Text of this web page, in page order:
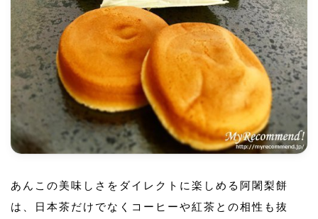
あんこの美味しさをダイレクトに楽しめる阿闍梨餅
は、日本茶だけでなくコーヒーや紅茶との相性も抜